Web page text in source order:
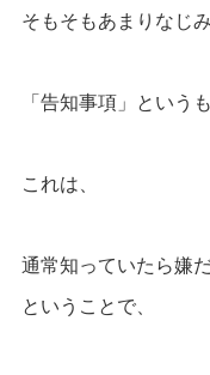
そもそもあまりなじ
「告知事項」という
これは、
通常知っていたら嫌
ということで、